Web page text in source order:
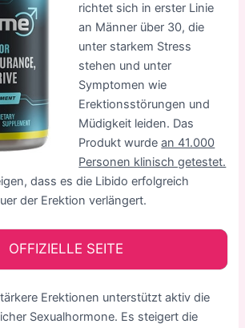
richtet sich in erster Linie
an Männer über 30, die
unter starkem Stress
stehen und unter
Symptomen wie
Erektionsstörungen und
Müdigkeit leiden. Das
Produkt wurdean 41.000
Personen klinisch getestet.
dass es die Libido erfolgreich
der Erektion verlängert.
OFFIZIELLE SEITE
Erektionen unterstützt aktiv die
Sexualhormone. Es steigert die